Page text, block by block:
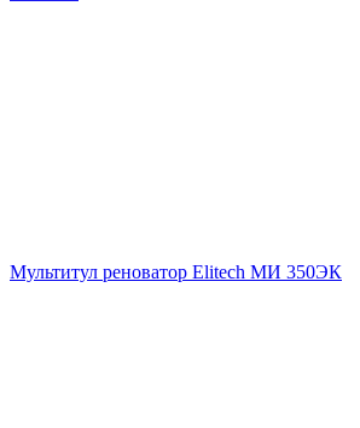
Мультитул реноватор Elitech МИ 350ЭК